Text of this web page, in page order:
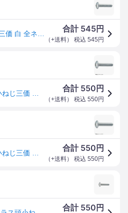
合計 545円
（+送料） 税込 545 円
合計 550 円
（+送料） 税込 550円
合計 550 円
（+送料） 税込 550円
合計 550 円